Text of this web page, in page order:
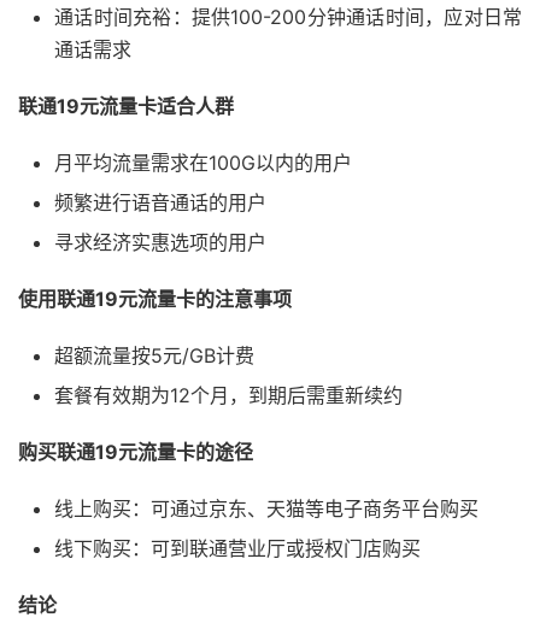
通话时间充裕：提供100-200分钟通话时间，应对日常
通话需求
联通19元流量卡适合人群
月平均流量需求在100G以内的用户
频繁进行语音通话的用户
寻求经济实惠选项的用户
使用联通19元流量卡的注意事项
超额流量按5元/GB计费
套餐有效期为12个月，到期后需重新续约
购买联通19元流量卡的途径
线上购买：可通过京东、天猫等电子商务平台购买
线下购买：可到联通营业厅或授权门店购买
结论